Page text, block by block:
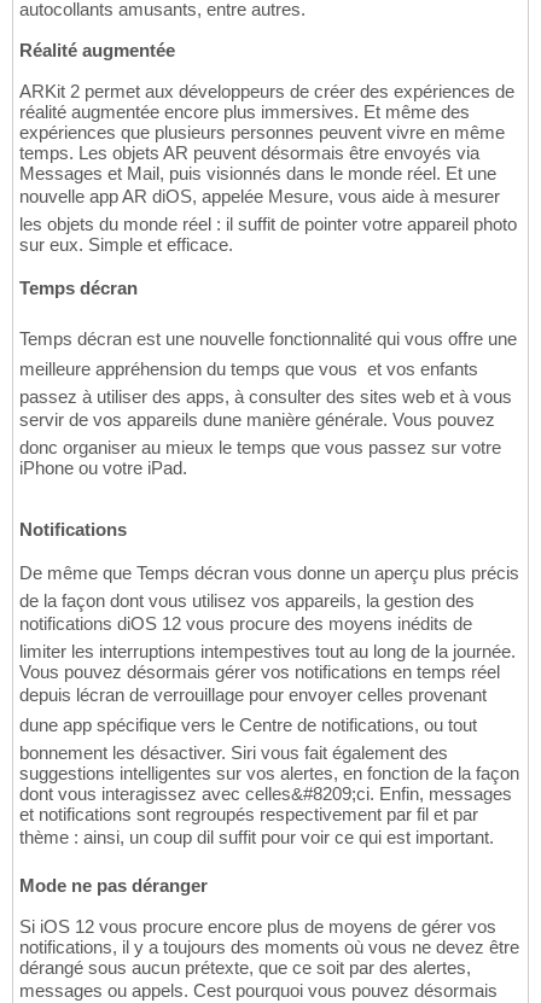
autocollants amusants, entre autres.
Réalité augmentée
ARKit 2 permet aux développeurs de créer des expériences de
réalité augmentée encore plus immersives. Et même des
expériences que plusieurs personnes peuvent vivre en même
temps. Les objets AR peuvent désormais être envoyés via
Messages et Mail, puis visionnés dans le monde réel. Et une
nouvelle app AR diOS, appelée Mesure, vous aide à mesurer
les objets du monde réel : il suffit de pointer votre appareil photo
sur eux. Simple et efficace.
Temps décran
Temps décran est une nouvelle fonctionnalité qui vous offre une
meilleure appréhension du temps que vous  et vos enfants 
passez à utiliser des apps, à consulter des sites web et à vous
servir de vos appareils dune manière générale. Vous pouvez
donc organiser au mieux le temps que vous passez sur votre
iPhone ou votre iPad.
Notifications
De même que Temps décran vous donne un aperçu plus précis
de la façon dont vous utilisez vos appareils, la gestion des
notifications diOS 12 vous procure des moyens inédits de
limiter les interruptions intempestives tout au long de la journée.
Vous pouvez désormais gérer vos notifications en temps réel
depuis lécran de verrouillage pour envoyer celles provenant
dune app spécifique vers le Centre de notifications, ou tout
bonnement les désactiver. Siri vous fait également des
suggestions intelligentes sur vos alertes, en fonction de la façon
dont vous interagissez avec celles&#8209;ci. Enfin, messages
et notifications sont regroupés respectivement par fil et par
thème : ainsi, un coup dil suffit pour voir ce qui est important.
Mode ne pas déranger
Si iOS 12 vous procure encore plus de moyens de gérer vos
notifications, il y a toujours des moments où vous ne devez être
dérangé sous aucun prétexte, que ce soit par des alertes,
messages ou appels. Cest pourquoi vous pouvez désormais